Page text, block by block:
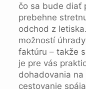
čo sa bude diať
prebehne
odchod z
možností
faktúru – takže
je pre vás
dohadovania
cestovanie